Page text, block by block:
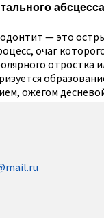
абсцесса
— это
очаг
отростка
ожегом